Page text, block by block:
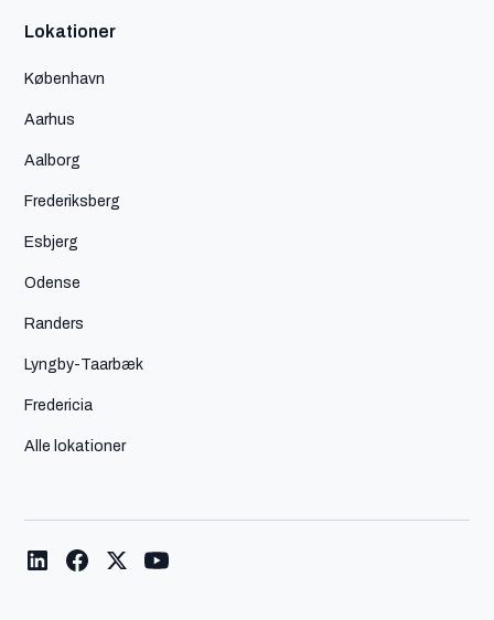
Lokationer
København
Aarhus
Aalborg
Frederiksberg
Esbjerg
Odense
Randers
Lyngby-Taarbæk
Fredericia
Alle lokationer